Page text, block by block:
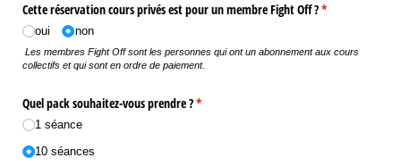
Cette réservation cours privés est pour un membre Fight Off ?*
(requis)
oui non
Les membres Fight Off sont les personnes qui ont un abonnement aux cours
collectifs et qui sont en ordre de paiement.
Quel pack souhaitez-vous prendre ?*
(requis)
1 séance
10 séances